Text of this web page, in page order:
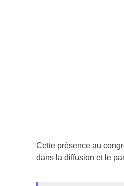
Cette présence au
dans la diffusion et le